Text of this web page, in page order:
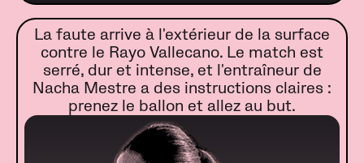
La faute arrive à l'extérieur de la surface
contre le Rayo Vallecano. Le match est
serré, dur et intense, et l'entraîneur de
Nacha Mestre a des instructions claires :
prenez le ballon et allez au but.